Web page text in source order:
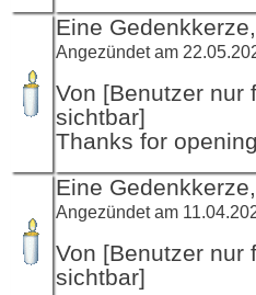
Eine Gedenkkerze,
Angezündet am
Von [Benutzer nur
sichtbar]
Thanks for
Eine Gedenkkerze,
Angezündet am
Von [Benutzer nur
sichtbar]